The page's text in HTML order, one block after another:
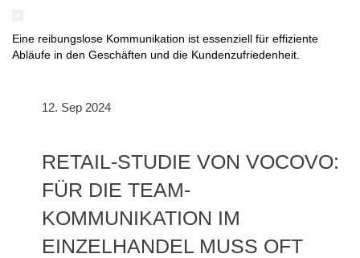
Eine reibungslose Kommunikation ist essenziell für effiziente
Abläufe in den Geschäften und die Kundenzufriedenheit.
12. Sep 2024
RETAIL-STUDIE VON VOCOVO:
FÜR DIE TEAM-
KOMMUNIKATION IM
EINZELHANDEL MUSS OFT